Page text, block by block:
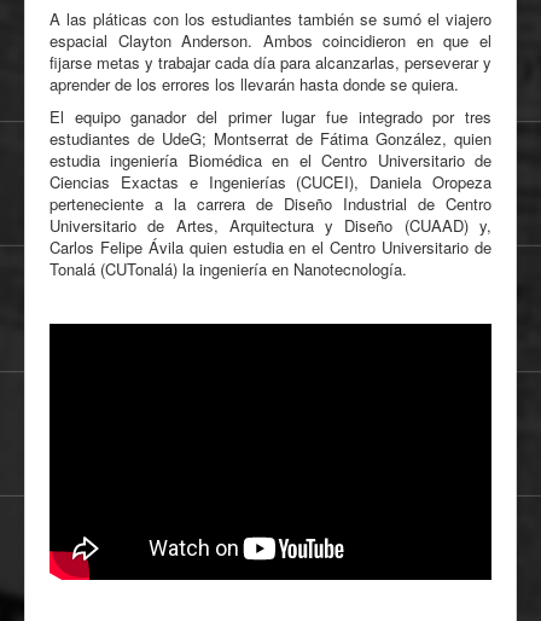
A las pláticas con los estudiantes también se sumó el viajero
espacial Clayton Anderson. Ambos coincidieron en que el
fijarse metas y trabajar cada día para alcanzarlas, perseverar y
aprender de los errores los llevarán hasta donde se quiera.
El equipo ganador del primer lugar fue integrado por tres
estudiantes de UdeG; Montserrat de Fátima González, quien
estudia ingeniería Biomédica en el Centro Universitario de
Ciencias Exactas e Ingenierías (CUCEI), Daniela Oropeza
perteneciente a la carrera de Diseño Industrial de Centro
Universitario de Artes, Arquitectura y Diseño (CUAAD) y,
Carlos Felipe Ávila quien estudia en el Centro Universitario de
Tonalá (CUTonalá) la ingeniería en Nanotecnología.